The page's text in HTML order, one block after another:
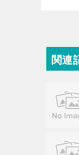
関連